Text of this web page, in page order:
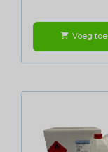
shopping_cart Voeg toe